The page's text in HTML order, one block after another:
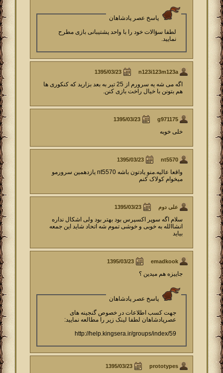
پاسخ عصر پادشاهان
لطفا سؤالات خود را با واحد پشتیبانی بازی مطرح
نمایید.
n123i123m123a
اگه می شه یه سرورم از 25 تیر به بعد بزارید که کنکوری ها
هم بتونن با خیال راخت بازی کنن.
g971175
خلی خوبه
nt5570
واقعا عالیه.منو یادتون باشه nt5570 یازدهمین سرورمو
میخوام کولاک کنم
علی دوم
سلام اگه سوپر اکسپرس بود بهتر بود ولی اشکال نداره
انشاالله به خوبی و خوشی تموم شه اتحاد شاید این جمعه
بیاید
emadkook
جاییزه هم میدین ؟
پاسخ عصر پادشاهان
جهت کسب اطلاعات در خصوص گنجینه های
عصرپادشاهان لطفا لینک زیر را مطالعه نمایید:
http://help.kingsera.ir/groups/index/59
prototypes